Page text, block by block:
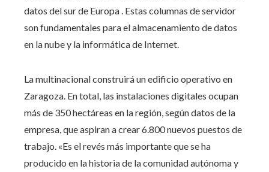
datos del sur de Europa . Estas columnas de servidor
son fundamentales para el almacenamiento de datos
en la nube y la informática de Internet.
La multinacional construirá un edificio operativo en
Zaragoza. En total, las instalaciones digitales ocupan
más de 350 hectáreas en la región, según datos de la
empresa, que aspiran a crear 6.800 nuevos puestos de
trabajo. «Es el revés más importante que se ha
producido en la historia de la comunidad autónoma y